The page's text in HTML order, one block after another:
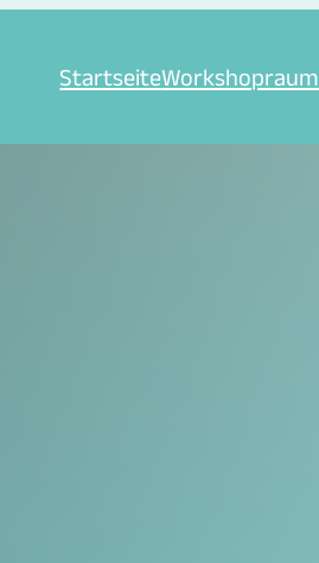
StartseiteWorkshopraum